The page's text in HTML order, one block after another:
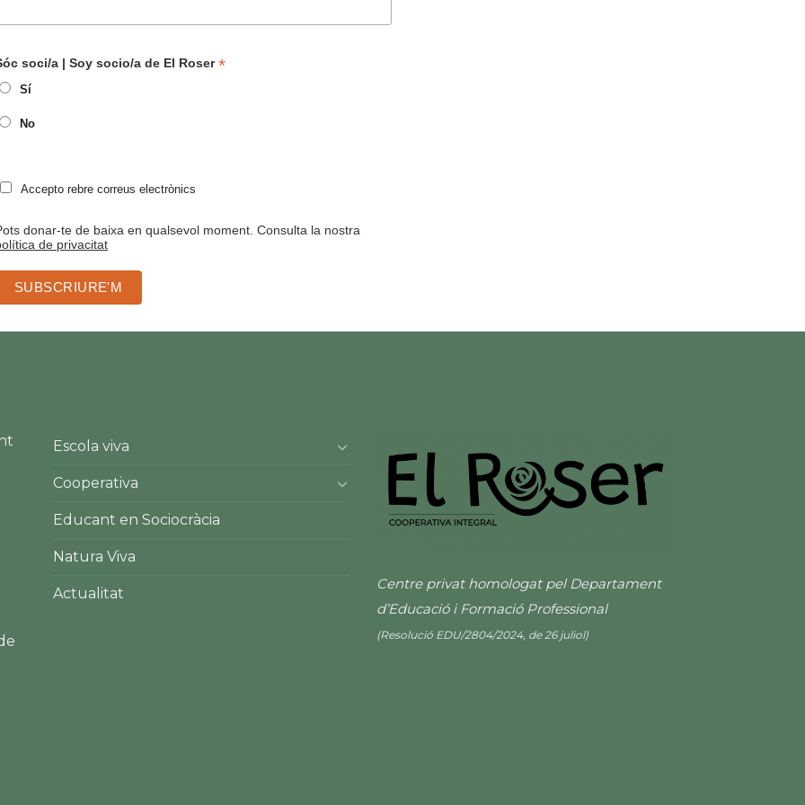
soci/a | Soy socio/a de El Roser*
Sí
No
Accepto rebre correus electrònics
donar-te de baixa en qualsevol moment. Consulta la nostra
de privacitat
Escola viva
Cooperativa
Educant en Sociocràcia
Natura Viva
Actualitat
Centre privat homologat pel Departament
d’Educació i Formació Professional
(Resolució EDU/2804/2024, de 26 juliol)